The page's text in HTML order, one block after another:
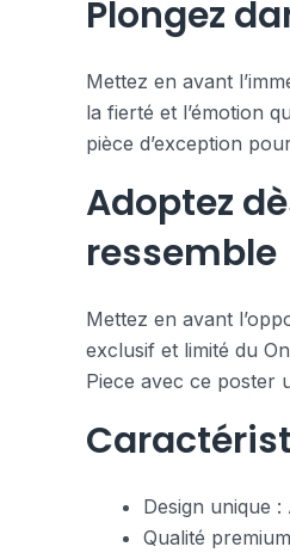
Plongez
Mettez en avant
la fierté et l’émotion
pièce d’exception
Adoptez
ressemble
Mettez en avant
exclusif et limité du
Piece avec ce poster
Design unique
Qualité